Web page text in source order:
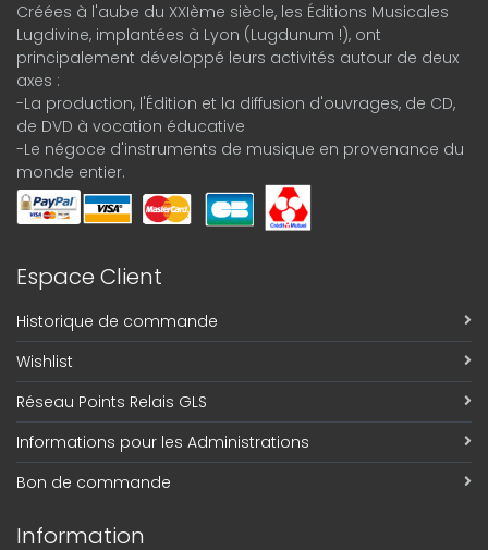
Créées à l'aube du XXIème siècle, les Éditions Musicales
Lugdivine, implantées à Lyon (Lugdunum !), ont
principalement développé leurs activités autour de deux
axes :
-La production, l'Édition et la diffusion d'ouvrages, de CD,
de DVD à vocation éducative
-Le négoce d'instruments de musique en provenance du
monde entier.
Espace Client
Historique de commande
Wishlist
Réseau Points Relais GLS
Informations pour les Administrations
Bon de commande
Information